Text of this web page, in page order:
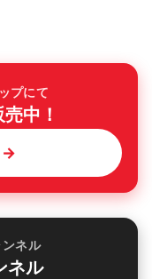
プにて
中！
→
ネル
ネル